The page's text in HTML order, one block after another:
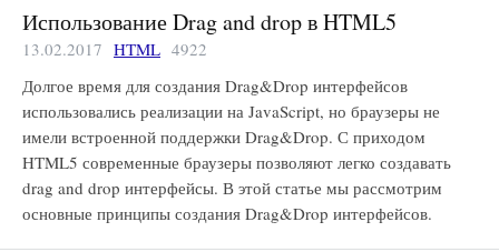
Использование Drag and drop в HTML5
13.02.2017 HTML 4922
Долгое время для создания Drag&Drop интерфейсов
использовались реализации на JavaScript, но браузеры не
имели встроенной поддержки Drag&Drop. С приходом
HTML5 современные браузеры позволяют легко создавать
drag and drop интерфейсы. В этой статье мы рассмотрим
основные принципы создания Drag&Drop интерфейсов.